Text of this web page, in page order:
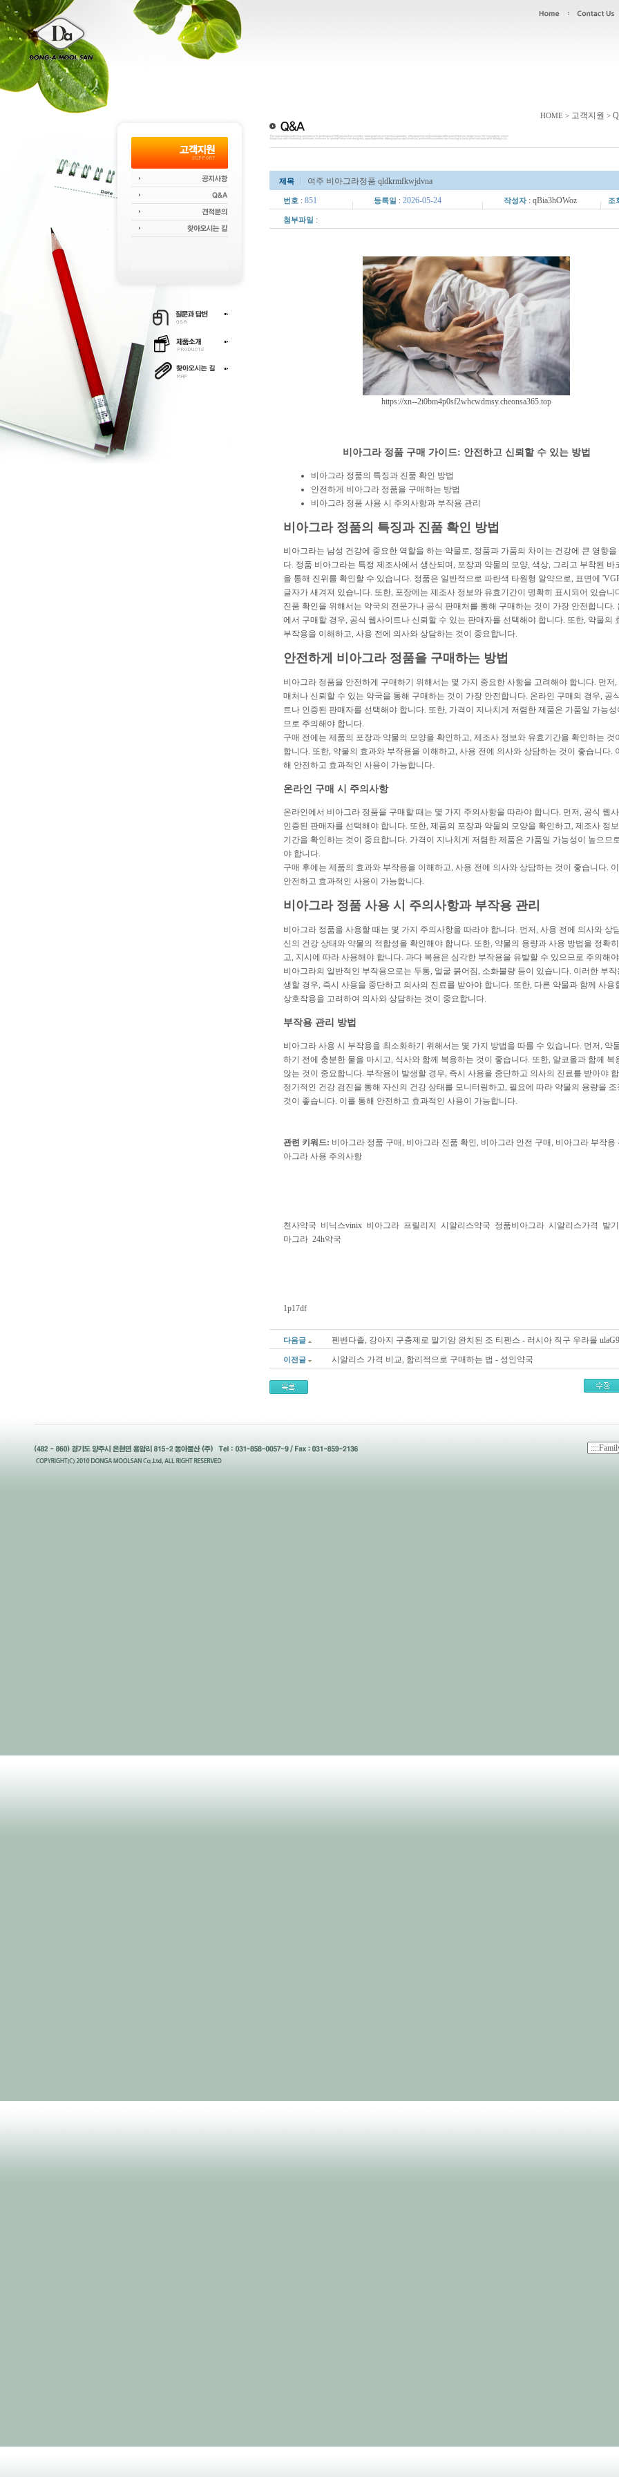
HOME > 고객지원 >
제목 여주 비아그라정품 qldkrmfkwjdvna
번호 : 851 등록일 : 2026-05-24 작성자 : qBia3hOWoz 조
첨부파일 :
https://xn--2i0bm4p0sf2whcwdmsy.cheonsa365.top
비아그라 정품 구매 가이드: 안전하고 신뢰할 수 있는 방법
비아그라 정품의 특징과 진품 확인 방법
안전하게 비아그라 정품을 구매하는 방법
비아그라 정품 사용 시 주의사항과 부작용 관리
비아그라 정품의 특징과 진품 확인 방법
비아그라는 남성 건강에 중요한 역할을 하는 약물로, 정품과 가품의 차이는 건강에 큰 영향을
다. 정품 비아그라는 특정 제조사에서 생산되며, 포장과 약물의 모양, 색상, 그리고 부착된 바
을 통해 진위를 확인할 수 있습니다. 정품은 일반적으로 파란색 타원형 알약으로, 표면에
글자가 새겨져 있습니다. 또한, 포장에는 제조사 정보와 유효기간이 명확히 표시되어 있습니
진품 확인을 위해서는 약국의 전문가나 공식 판매처를 통해 구매하는 것이 가장 안전합니다.
에서 구매할 경우, 공식 웹사이트나 신뢰할 수 있는 판매자를 선택해야 합니다. 또한, 약물의
부작용을 이해하고, 사용 전에 의사와 상담하는 것이 중요합니다.
안전하게 비아그라 정품을 구매하는 방법
비아그라 정품을 안전하게 구매하기 위해서는 몇 가지 중요한 사항을 고려해야 합니다. 먼저,
매처나 신뢰할 수 있는 약국을 통해 구매하는 것이 가장 안전합니다. 온라인 구매의 경우, 공
트나 인증된 판매자를 선택해야 합니다. 또한, 가격이 지나치게 저렴한 제품은 가품일 가능성
므로 주의해야 합니다.
구매 전에는 제품의 포장과 약물의 모양을 확인하고, 제조사 정보와 유효기간을 확인하는 것
합니다. 또한, 약물의 효과와 부작용을 이해하고, 사용 전에 의사와 상담하는 것이 좋습니다.
해 안전하고 효과적인 사용이 가능합니다.
온라인 구매 시 주의사항
온라인에서 비아그라 정품을 구매할 때는 몇 가지 주의사항을 따라야 합니다. 먼저, 공식 웹
인증된 판매자를 선택해야 합니다. 또한, 제품의 포장과 약물의 모양을 확인하고, 제조사 정
기간을 확인하는 것이 중요합니다. 가격이 지나치게 저렴한 제품은 가품일 가능성이 높으므
야 합니다.
구매 후에는 제품의 효과와 부작용을 이해하고, 사용 전에 의사와 상담하는 것이 좋습니다.
안전하고 효과적인 사용이 가능합니다.
비아그라 정품 사용 시 주의사항과 부작용 관리
비아그라 정품을 사용할 때는 몇 가지 주의사항을 따라야 합니다. 먼저, 사용 전에 의사와 상
신의 건강 상태와 약물의 적합성을 확인해야 합니다. 또한, 약물의 용량과 사용 방법을 정확
고, 지시에 따라 사용해야 합니다. 과다 복용은 심각한 부작용을 유발할 수 있으므로 주의해
비아그라의 일반적인 부작용으로는 두통, 얼굴 붉어짐, 소화불량 등이 있습니다. 이러한 부작
생할 경우, 즉시 사용을 중단하고 의사의 진료를 받아야 합니다. 또한, 다른 약물과 함께 사용
상호작용을 고려하여 의사와 상담하는 것이 중요합니다.
부작용 관리 방법
비아그라 사용 시 부작용을 최소화하기 위해서는 몇 가지 방법을 따를 수 있습니다. 먼저, 약
하기 전에 충분한 물을 마시고, 식사와 함께 복용하는 것이 좋습니다. 또한, 알코올과 함께 복
않는 것이 중요합니다. 부작용이 발생할 경우, 즉시 사용을 중단하고 의사의 진료를 받아야
정기적인 건강 검진을 통해 자신의 건강 상태를 모니터링하고, 필요에 따라 약물의 용량을
것이 좋습니다. 이를 통해 안전하고 효과적인 사용이 가능합니다.
관련 키워드: 비아그라 정품 구매, 비아그라 진품 확인, 비아그라 안전 구매, 비아그라 부작용
아그라 사용 주의사항
천사약국 비닉스vinix 비아그라 프릴리지 시알리스약국 정품비아그라 시알리스가격
발
마그라 24h약국
1p17df
다음글 펜벤다졸, 강아지 구충제로 말기암 완치된 조 티펜스 - 러시아 직구 우라몰
이전글 시알리스 가격 비교, 합리적으로 구매하는 법 - 성인약국